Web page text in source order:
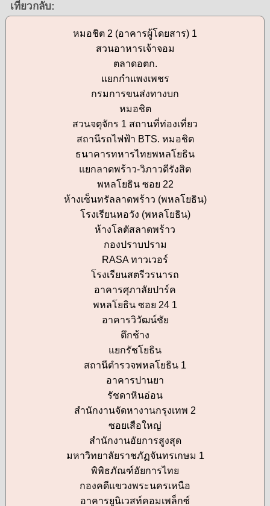
เที่ยวกลับ:
หมอชิต 2 (อาคารผู้โดยสาร) 1
สวนอาหารเจ้าจอม
ตลาดอตก.
แยกกำแพงเพชร
กรมการขนส่งทางบก
หมอชิต
สวนจตุจักร 1 สถานที่ท่องเที่ยว
สถานีรถไฟฟ้า BTS. หมอชิต
ธนาคารทหารไทยพหลโยธิน
แยกลาดพร้าว-วิภาวดีรังสิต
พหลโยธิน ซอย 22
ห้างเซ็นทรัลลาดพร้าว (พหลโยธิน)
โรงเรียนหอวัง (พหลโยธิน)
ห้างโลตัสลาดพร้าว
กองปราบปราม
RASA ทาวเวอร์
โรงเรียนสตรีวรนารถ
อาคารศุภาลัยปาร์ค
พหลโยธิน ซอย 24 1
อาคารวิวัฒน์ชัย
ตึกช้าง
แยกรัชโยธิน
สถานีตำรวจพหลโยธิน 1
อาคารปานยา
รัชดาหินอ่อน
สำนักงานจัดหางานกรุงเทพ 2
ซอยเสือใหญ่
สำนักงานอัยการสูงสุด
มหาวิทยาลัยราชภัฏจันทรเกษม 1
พิพิธภัณฑ์อัยการไทย
กองคดีแขวงพระนครเหนือ
อาคารยูนิเวสท์คอมเพล็กซ์